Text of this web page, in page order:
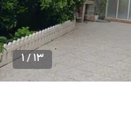
1 / 13